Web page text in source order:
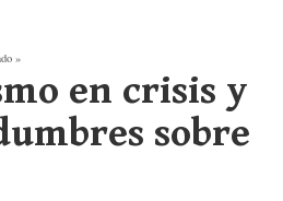
»
en crisis y
sobre